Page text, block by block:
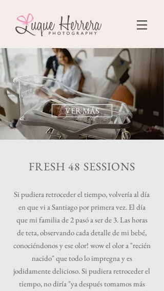
VER MÁS
FRESH 48 SESSIONS
Si pudiera retroceder el tiempo, volvería al día
en que vi a Santiago por primera vez. El día
que mi familia de 2 pasó a ser de 3. Las horas
de teta, observando cada detalle de mi bebé,
conociéndonos y ese olor! wow el olor a "recién
nacido" que todo lo impregna y es
jodidamente delicioso. Si pudiera retroceder el
tiempo, no diría "ya después tomamos más